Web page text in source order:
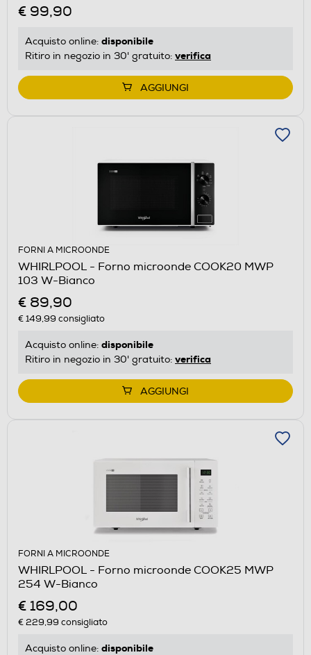
€ 99,90
Acquisto online: disponibile
Ritiro in negozio in 30' gratuito: verifica
AGGIUNGI
FORNI A MICROONDE
WHIRLPOOL - Forno microonde COOK20 MWP
103 W-Bianco
€ 89,90
€ 149,99 consigliato
Acquisto online: disponibile
Ritiro in negozio in 30' gratuito: verifica
AGGIUNGI
FORNI A MICROONDE
WHIRLPOOL - Forno microonde COOK25 MWP
254 W-Bianco
€ 169,00
€ 229,99 consigliato
Acquisto online: disponibile